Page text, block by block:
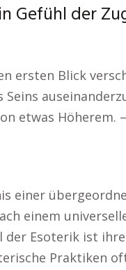
Gefühl der
ersten Blick
etwas Höherem. –
einer
einem
Esoterik ist
Praktiken